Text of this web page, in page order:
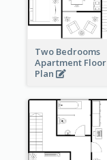
Two Bedrooms
Apartment Floor
Plan